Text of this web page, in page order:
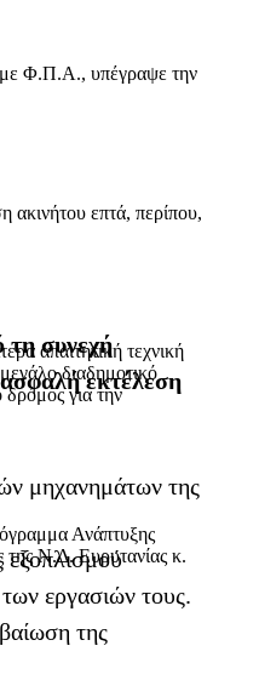
με Φ.Π.Α., υπέγραψε την
επτά, περίπου,
απαιτητική τεχνική
διαδημοτικό
για την
Ανάπτυξης
της Ν.Δ. Ευρυτανίας κ.
τη συνεχή
εκτέλεση
μηχανημάτων της
εργασιών τους.
της